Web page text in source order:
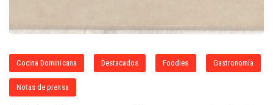
Cocina Dominicana Destacados Foodies Gastronomía
Notas de prensa